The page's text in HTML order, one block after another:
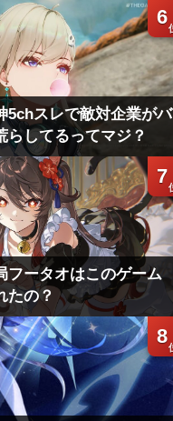
6
5chスレで敵対企業がバ
らしてるってマジ？
7
フータオはこのゲーム
たの？
8